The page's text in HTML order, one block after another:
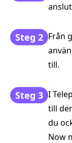
Steg 2 Från
till.
Steg 3 I
till
du
Now